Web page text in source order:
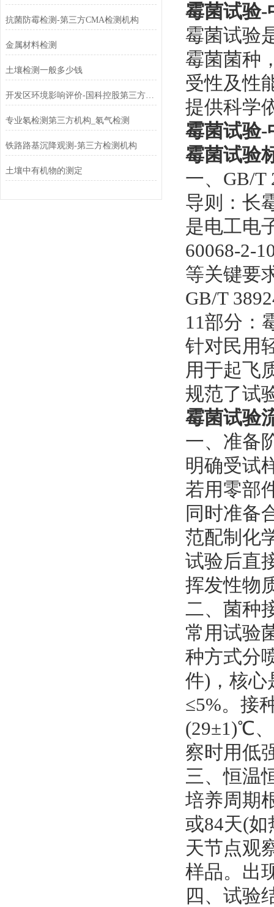
抗菌防霉检测-第三方CMA检测机构
金属材料检测
土壤检测一般多少钱
开发区环境影响评价-国科控股第三方环评检测机构
专业氡检测第三方机构_氡气检测
铁路路基沉降观测-第三方检测机构
土壤中有机物的测定
霉菌试验-
霉菌试验
霉菌菌种
受性及性
提供科学
霉菌试验-
霉菌试验
一、GB/T
导则：长
是电工电
60068-2-
等关键要
GB/T
11部分：
针对民用
用于起飞
规范了试
霉菌试验
一、准备
明确受试
若用零部
同时准备
范配制化
试验后直
挥发性物
二、菌种
常用试验
种方式分
件)，核心
≤5%。接
(29±1)℃
察时用低
三、恒温
培养周期
或84天(如
天节点观
样品。出
四、试验